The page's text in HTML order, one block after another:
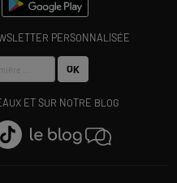
PERSONNALISÉE
OK
ET SUR NOTRE BLOG